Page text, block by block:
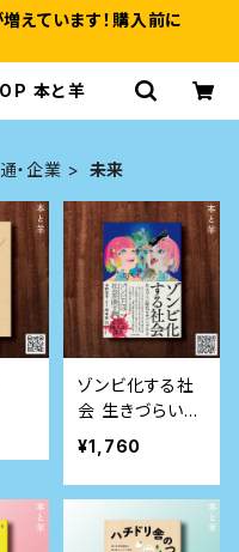
えています！購入前に
本と羊
・企業 未来
ゾンビ化する社
会 生きづらい時
代をサバイブす
¥1,760